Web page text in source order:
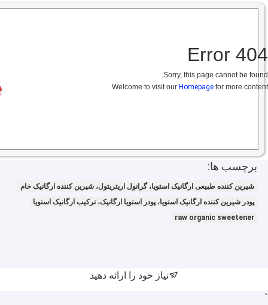
404 Error
Sorry, this page cannot be found.
Welcome to visit our Homepage for more content.
برچسب ها:
شیرین کننده طبیعی ارگانیک استویا، گرانول اریتریتول، شیرین کننده ارگانیک خام
پودر شیرین کننده ارگانیک استویا، پودر استویا ارگانیک، ترکیب ارگانیک استویا
raw organic sweetener
نیاز خود را ارائه دهید
`